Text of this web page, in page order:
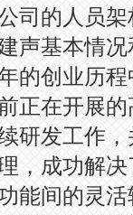
司的人员
声基本情
的创业历
正在开展
研发工作
，成功解
能间的灵